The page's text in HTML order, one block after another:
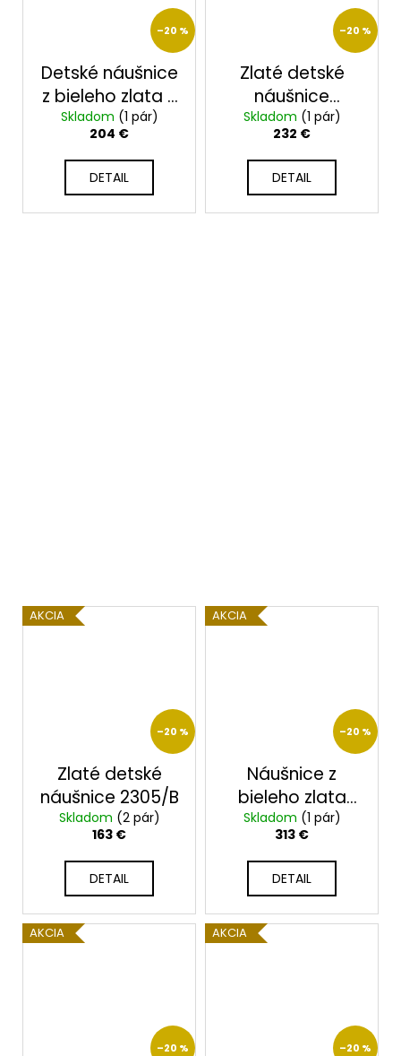
–20 %
Detské náušnice
z bieleho zlata s
fialovými
zirkónmi 2351
Skladom (1 pár)
204 €
DETAIL
–20 %
Zlaté detské
náušnice
2312/B/C
Skladom (1 pár)
232 €
DETAIL
AKCIA
–20 %
Zlaté detské
náušnice 2305/B
Skladom (2 pár)
163 €
DETAIL
AKCIA
–20 %
Náušnice z
bieleho zlata
23199/B/X
Skladom (1 pár)
313 €
DETAIL
AKCIA
–20 %
AKCIA
–20 %